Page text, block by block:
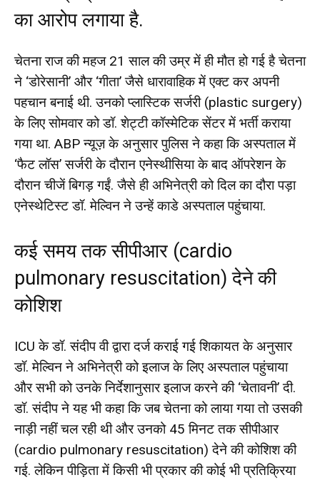
का आरोप लगाया है.
चेतना राज की महज 21 साल की उम्र में ही मौत हो गई है चेतना
ने ‘डोरेसानी’ और ‘गीता’ जैसे धारावाहिक में एक्ट कर अपनी
पहचान बनाई थी. उनको प्लास्टिक सर्जरी (plastic surgery)
के लिए सोमवार को डॉ. शेट्टी कॉस्मेटिक सेंटर में भर्ती कराया
गया था. ABP न्यूज़ के अनुसार पुलिस ने कहा कि अस्पताल में
‘फैट लॉस’ सर्जरी के दौरान एनेस्थीसिया के बाद ऑपरेशन के
दौरान चीजें बिगड़ गईं. जैसे ही अभिनेत्री को दिल का दौरा पड़ा
एनेस्थेटिस्ट डॉ. मेल्विन ने उन्हें काडे अस्पताल पहुंचाया.
कई समय तक सीपीआर (cardio
pulmonary resuscitation) देने की
कोशिश
ICU के डॉ. संदीप वी द्वारा दर्ज कराई गई शिकायत के अनुसार
डॉ. मेल्विन ने अभिनेत्री को इलाज के लिए अस्पताल पहुंचाया
और सभी को उनके निर्देशानुसार इलाज करने की ‘चेतावनी’ दी.
डॉ. संदीप ने यह भी कहा कि जब चेतना को लाया गया तो उसकी
नाड़ी नहीं चल रही थी और उनको 45 मिनट तक सीपीआर
(cardio pulmonary resuscitation) देने की कोशिश की
गई. लेकिन पीड़िता में किसी भी प्रकार की कोई भी प्रतिक्रिया